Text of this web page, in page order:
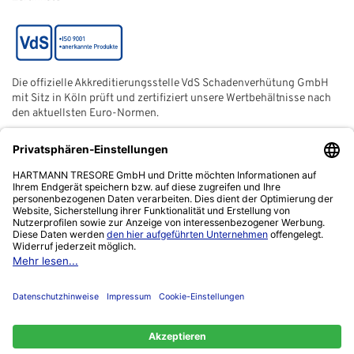
Die offizielle Akkreditierungsstelle VdS Schadenverhütung GmbH
mit Sitz in Köln prüft und zertifiziert unsere Wertbehältnisse nach
den aktuellsten Euro-Normen.
Der ECB (European Certification Body) ist eine neutrale und
unabhängige Zertifizierungsstelle der European Security
Systems Association e. V. (ESSA) mit Sitz in Frankfurt am Main.
Das Netzwerk "Zuhause sicher" ist ein gemeinnütziger Verein,
der Kriminalprävention einzusetzen.
Chat